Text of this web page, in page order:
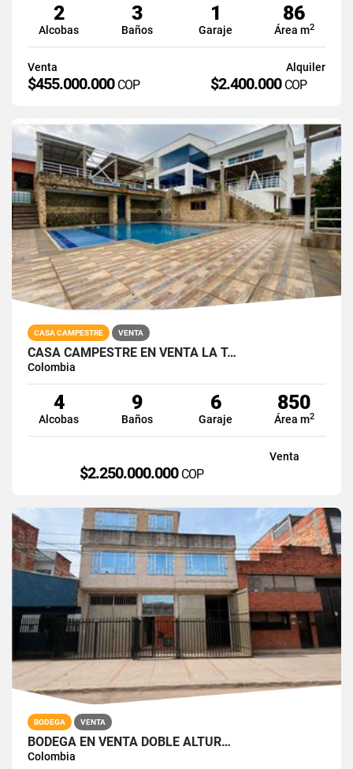
2
Alcobas
3
Baños
1
Garaje
86
Área m2
Venta
$455.000.000 COP
Alquiler
$2.400.000 COP
CASA CAMPESTRE VENTA
CASA CAMPESTRE EN VENTA LA T…
Colombia
4
Alcobas
9
Baños
6
Garaje
850
Área m2
Venta
$2.250.000.000 COP
BODEGA VENTA
BODEGA EN VENTA DOBLE ALTUR…
Colombia